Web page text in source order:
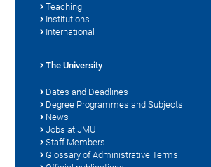
Teaching
Institutions
International
The University
Dates and Deadlines
Degree Programmes and Subjects
News
Jobs at JMU
Staff Members
Glossary of Administrative Terms